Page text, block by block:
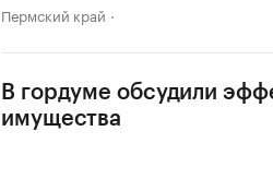
Пермский край
В гордуме обсудили
имущества